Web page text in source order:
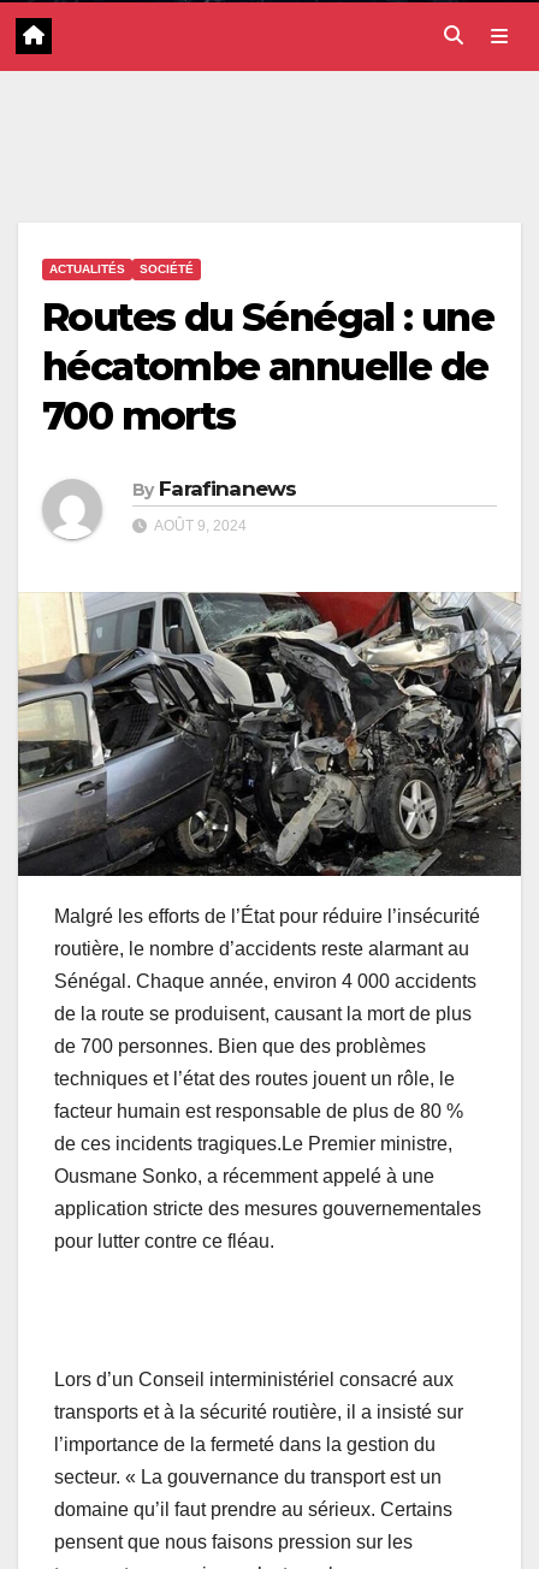
ACTUALITÉS SOCIÉTÉ
Routes du Sénégal : une
hécatombe annuelle de
700 morts
By Farafinanews
AOÛT 9, 2024
Malgré les efforts de l’État pour réduire l’insécurité
routière, le nombre d’accidents reste alarmant au
Sénégal. Chaque année, environ 4 000 accidents
de la route se produisent, causant la mort de plus
de 700 personnes. Bien que des problèmes
techniques et l’état des routes jouent un rôle, le
facteur humain est responsable de plus de 80 %
de ces incidents tragiques.Le Premier ministre,
Ousmane Sonko, a récemment appelé à une
application stricte des mesures gouvernementales
pour lutter contre ce fléau.
Lors d’un Conseil interministériel consacré aux
transports et à la sécurité routière, il a insisté sur
l’importance de la fermeté dans la gestion du
secteur. « La gouvernance du transport est un
domaine qu’il faut prendre au sérieux. Certains
pensent que nous faisons pression sur les